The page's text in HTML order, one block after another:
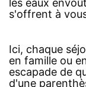
les eaux
s'offrent à
Ici, chaque
en famille ou
escapade de
d'une